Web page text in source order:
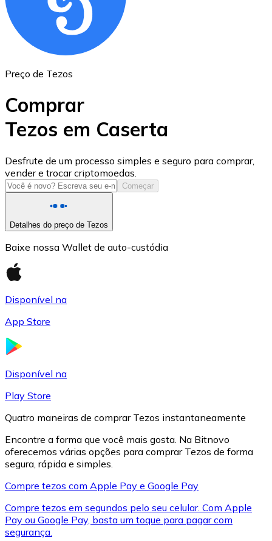
USD Coin
USDC
XRP
XRP
Preço de Tezos
Comprar
Tezos em Caserta
Desfrute de um processo simples e seguro para comprar,
vender e trocar criptomoedas.
Começar
Detalhes do preço de Tezos
Baixe nossa Wallet de auto-custódia
Disponível na
App Store
Disponível na
Play Store
Quatro maneiras de comprar Tezos instantaneamente
Encontre a forma que você mais gosta. Na Bitnovo
oferecemos várias opções para comprar Tezos de forma
segura, rápida e simples.
Compre tezos com Apple Pay e Google Pay
Compre tezos em segundos pelo seu celular. Com Apple
Pay ou Google Pay, basta um toque para pagar com
segurança.